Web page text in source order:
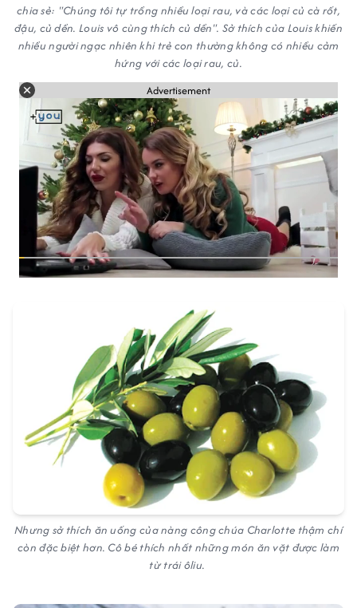
chia sẻ: "Chúng tôi tự trồng nhiều loại rau, và các loại củ cà rốt,
đậu, củ dền. Louis vô cùng thích củ dền". Sở thích của Louis khiến
nhiều người ngạc nhiên khi trẻ con thường không có nhiều cảm
hứng với các loại rau, củ.
Advertisement
Nhưng sở thích ăn uống của nàng công chúa Charlotte thậm chí
còn đặc biệt hơn. Cô bé thích nhất những món ăn vặt được làm
từ trái ôliu.